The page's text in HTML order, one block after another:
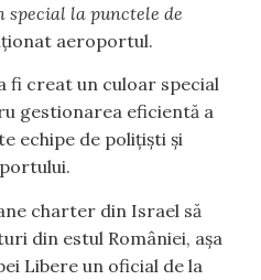
special la punctele de
aeroportul.
creat un culoar special
gestionarea eficientă a
echipe de polițiști și
charter din Israel să
din estul României, așa
Libere un oficial de la